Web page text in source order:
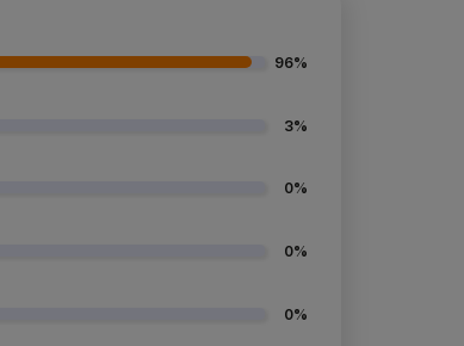
96%
3%
0%
0%
0%